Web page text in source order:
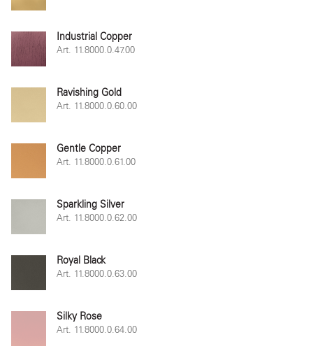
Industrial Copper
Art. 11.8000.0.47.00
Ravishing Gold
Art. 11.8000.0.60.00
Gentle Copper
Art. 11.8000.0.61.00
Sparkling Silver
Art. 11.8000.0.62.00
Royal Black
Art. 11.8000.0.63.00
Silky Rose
Art. 11.8000.0.64.00